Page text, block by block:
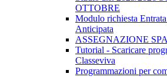
OTTOBRE
Modulo richiesta
Anticipata
ASSEGNAZIONE
Tutorial - Scaricare
Classeviva
Programmazioni per